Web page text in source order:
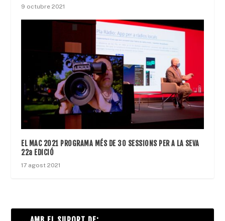
9 octubre 2021
EL MAC 2021 PROGRAMA MÉS DE 30 SESSIONS PER A LA SEVA
22a EDICIÓ
17 agost 2021